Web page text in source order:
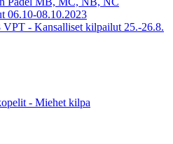
06.10-08.10.2023
VPT - Kansalliset kilpailut 25.-26.8.
- Miehet kilpa